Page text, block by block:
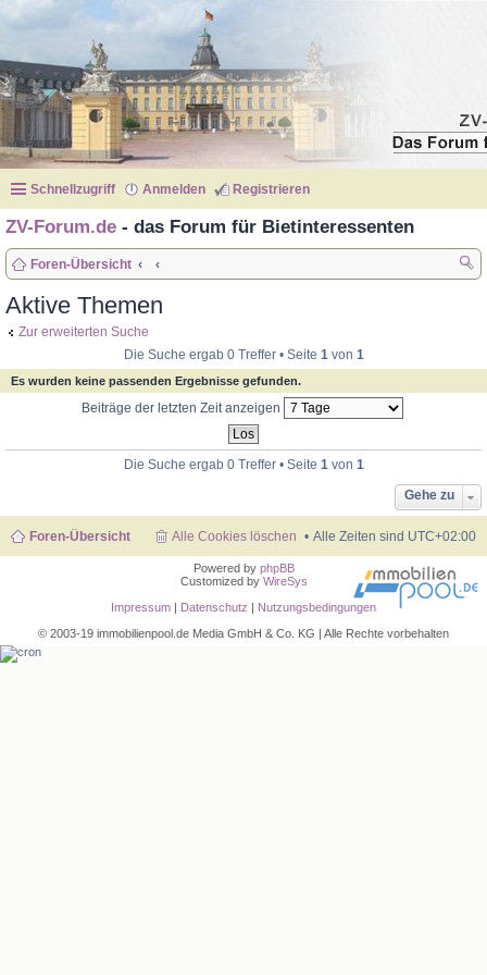
Schnellzugriff Anmelden Registrieren
ZV-Forum.de - das Forum für Bietinteressenten
Foren-Übersicht
Aktive Themen
Zur erweiterten Suche
Die Suche ergab 0 Treffer • Seite 1von 1
Es wurden keine passenden Ergebnisse gefunden.
Beiträge der letzten Zeit anzeigen
Die Suche ergab 0 Treffer • Seite 1von 1
Gehe zu
Foren-Übersicht Alle Zeiten sind UTC+02:00
Alle Cookies löschen
Powered by phpBB
Customized by WireSys
Impressum
Datenschutz
Nutzungsbedingungen
© 2003-19 immobilienpool.de Media GmbH & Co. KG | Alle Rechte vorbehalten